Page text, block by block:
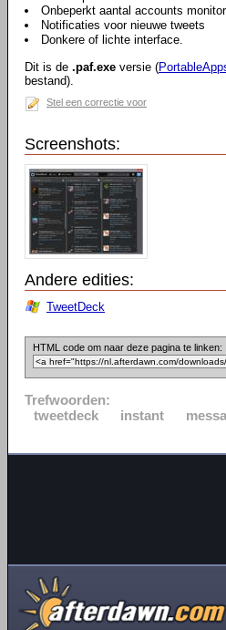
Onbeperkt aantal accounts
Notificaties voor nieuwe tweets
Donkere of lichte interface.
Dit is de .paf.exe versie (
bestand).
Stel een correctie voor
Screenshots:
Andere edities:
TweetDeck
HTML code om naar deze pagina te linken:
Trefwoorden:
tweetdeck
instant